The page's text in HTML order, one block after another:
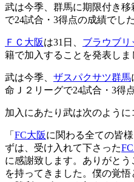
武は今季、群馬に期限付き
で24試合・3得点の成績でした
ＦＣ大阪は31日、 ブラウブリ
籍で加入することを発表しま
武は今季、 ザスパクサツ群馬
命Ｊ２リーグで24試合・3得
加入にあたり武は次のように
「 FC大阪に関わる全ての皆
ずは、受け入れて下さった
に感謝致します。ありがとう
を持ってきました。僕の覚